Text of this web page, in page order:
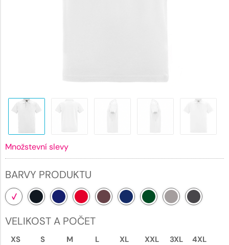
Množstevní slevy
BARVY PRODUKTU
VELIKOST A POČET
XS S M L XL XXL 3XL 4XL